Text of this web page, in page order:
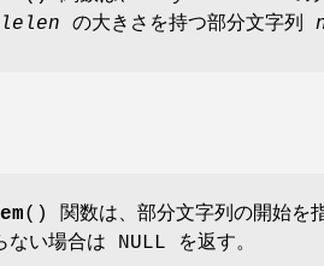
の大きさを持つ部分文字列
() 関数は、部分文字列の開始を
ない場合は NULL を返す。